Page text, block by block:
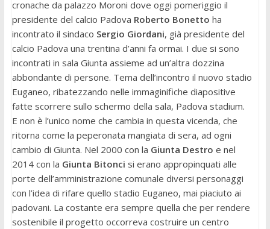
cronache da palazzo Moroni dove oggi pomeriggio il
presidente del calcio Padova Roberto Bonetto ha
incontrato il sindaco Sergio Giordani, già presidente del
calcio Padova una trentina d’anni fa ormai. I due si sono
incontrati in sala Giunta assieme ad un’altra dozzina
abbondante di persone. Tema dell’incontro il nuovo stadio
Euganeo, ribatezzando nelle immaginifiche diapositive
fatte scorrere sullo schermo della sala, Padova stadium.
E non è l’unico nome che cambia in questa vicenda, che
ritorna come la peperonata mangiata di sera, ad ogni
cambio di Giunta. Nel 2000 con la Giunta Destro e nel
2014 con la Giunta Bitonci si erano appropinquati alle
porte dell’amministrazione comunale diversi personaggi
con l’idea di rifare quello stadio Euganeo, mai piaciuto ai
padovani. La costante era sempre quella che per rendere
sostenibile il progetto occorreva costruire un centro